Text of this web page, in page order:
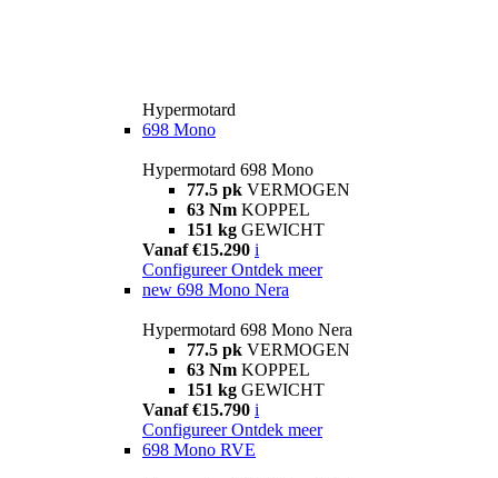
Hypermotard
698 Mono
Hypermotard 698 Mono
77.5 pk VERMOGEN
63 Nm KOPPEL
151 kg GEWICHT
Vanaf €15.290 i
Configureer Ontdek meer
new 698 Mono Nera
Hypermotard 698 Mono Nera
77.5 pk VERMOGEN
63 Nm KOPPEL
151 kg GEWICHT
Vanaf €15.790 i
Configureer Ontdek meer
698 Mono RVE